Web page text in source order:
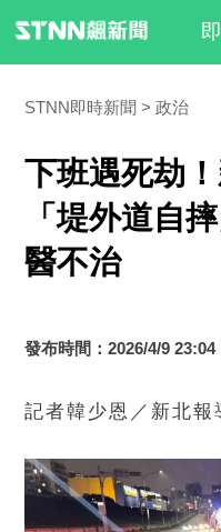
STNN即時新聞 政治
下班遇死劫
「堤外道自
醫不治
發布時間：2026/4/9 23:04
記者韓少恩／新北報